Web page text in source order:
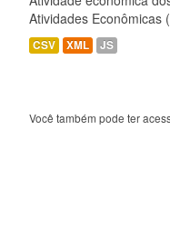
Atividades Econômicas
CSV XML JS
Você também pode ter